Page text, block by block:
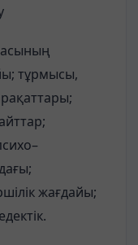
тұрмысы,
жағдайы;